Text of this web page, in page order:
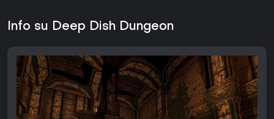
Info su Deep Dish Dungeon